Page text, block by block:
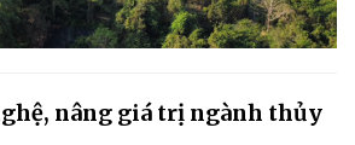
nâng giá trị ngành thủy